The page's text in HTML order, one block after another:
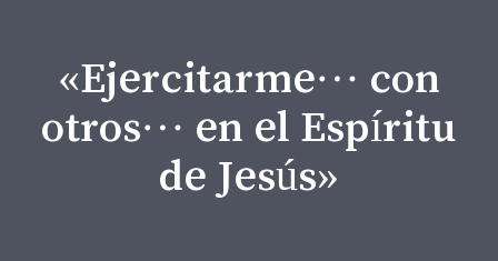
«Ejercitarme… con
otros… en el Espíritu
de Jesús»